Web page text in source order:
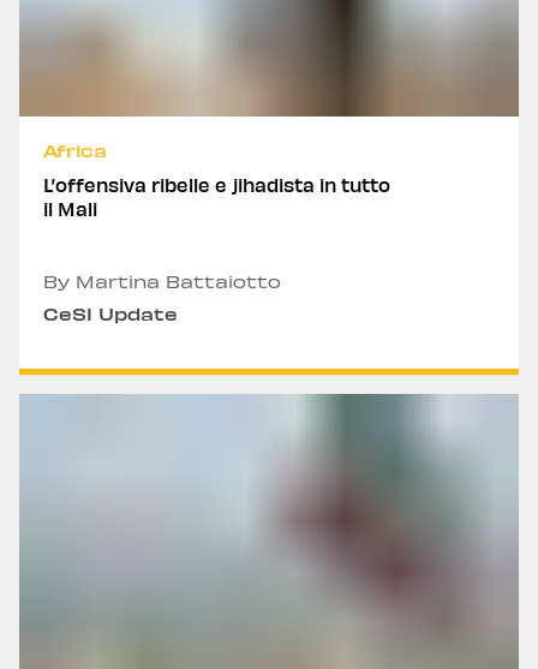
Africa
L’offensiva ribelle e jihadista in tutto
il Mali
By Martina Battaiotto
CeSI Update